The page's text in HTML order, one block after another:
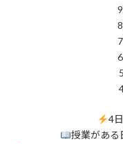
4
授業がある